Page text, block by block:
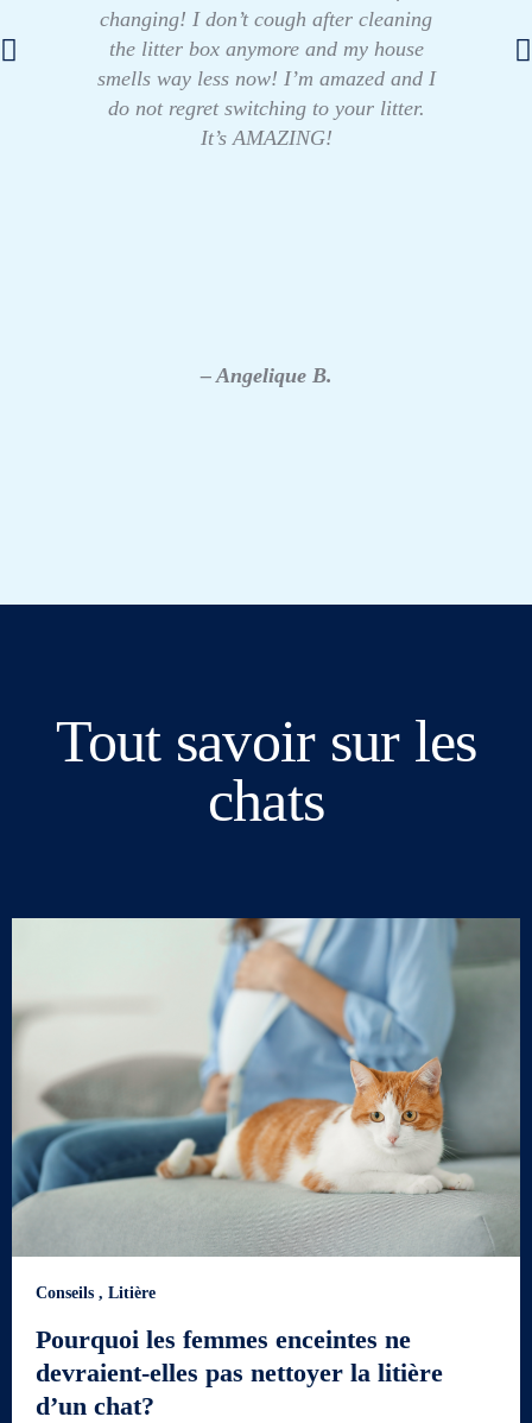
changing! I don’t cough after cleaning
the litter box anymore and my house
smells way less now! I’m amazed and I
do not regret switching to your litter.
It’s AMAZING!
– Angelique B.
Tout savoir sur les
chats
Conseils , Litière
Pourquoi les femmes enceintes ne
devraient-elles pas nettoyer la litière
d’un chat?